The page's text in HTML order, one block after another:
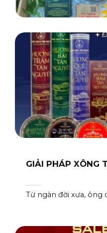
GIẢI PHÁP XÔNG
Từ ngàn đời xưa, ông